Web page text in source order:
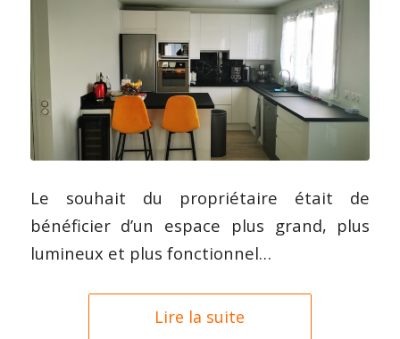
Le souhait du propriétaire était de
bénéficier d’un espace plus grand, plus
lumineux et plus fonctionnel…
Lire la suite